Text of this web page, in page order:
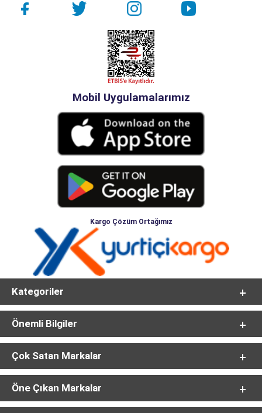
Mobil Uygulamalarımız
Kargo Çözüm Ortağımız
Kategoriler
Önemli Bilgiler
Çok Satan Markalar
Öne Çıkan Markalar